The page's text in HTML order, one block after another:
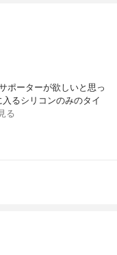
ポーターが欲しいと思っ
るシリコンのみのタイ
る